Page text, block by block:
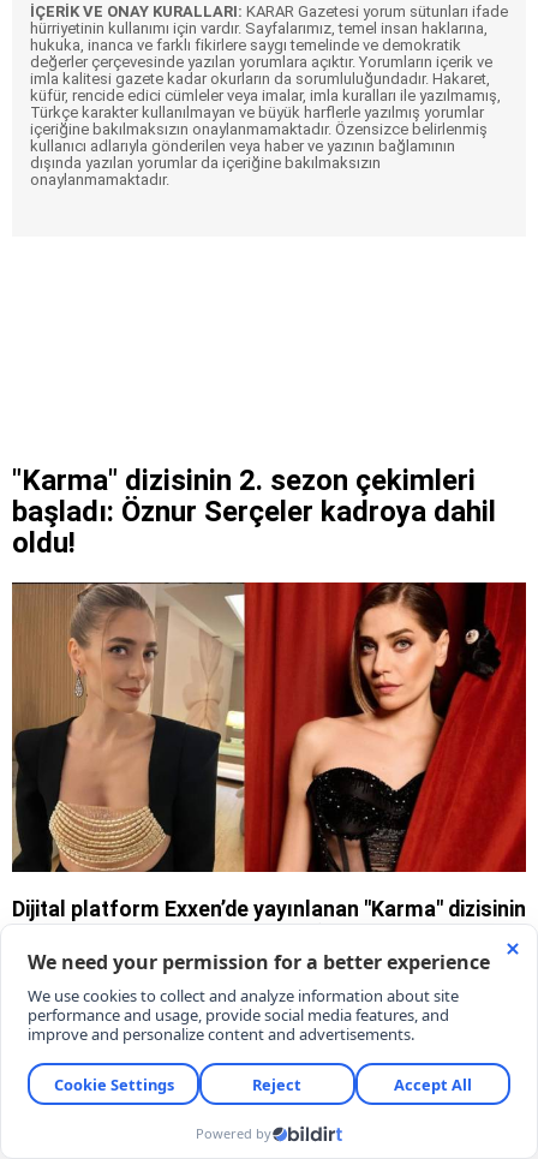
İÇERİK VE ONAY KURALLARI: KARAR Gazetesi yorum sütunları ifade
hürriyetinin kullanımı için vardır. Sayfalarımız, temel insan haklarına,
hukuka, inanca ve farklı fikirlere saygı temelinde ve demokratik
değerler çerçevesinde yazılan yorumlara açıktır. Yorumların içerik ve
imla kalitesi gazete kadar okurların da sorumluluğundadır. Hakaret,
küfür, rencide edici cümleler veya imalar, imla kuralları ile yazılmamış,
Türkçe karakter kullanılmayan ve büyük harflerle yazılmış yorumlar
içeriğine bakılmaksızın onaylanmamaktadır. Özensizce belirlenmiş
kullanıcı adlarıyla gönderilen veya haber ve yazının bağlamının
dışında yazılan yorumlar da içeriğine bakılmaksızın
onaylanmamaktadır.
"Karma" dizisinin 2. sezon çekimleri
başladı: Öznur Serçeler kadroya dahil
oldu!
Dijital platform Exxen’de yayınlanan "Karma" dizisinin
kadroya katılan başarılı oyuncu Öznur Serçeler,
evlilik terapisti 'İpek' karakteriyle seyirci karşısına
çıkacak.